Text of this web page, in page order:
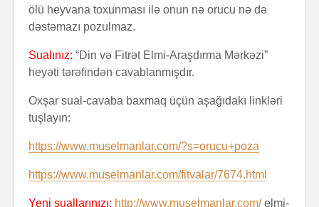
ölü heyvana toxunması ilə onun nə orucu nə də
dəstəmazı pozulmaz.
Sualınız: “Din və Fitrət Elmi-Araşdırma Mərkəzi”
heyəti tərəfindən cavablanmışdır.
Oxşar sual-cavaba baxmaq üçün aşağıdakı linkləri
tuşlayın:
https://www.muselmanlar.com/?s=orucu+poza
https://www.muselmanlar.com/fitvalar/7674.html
Yeni suallarınızı: http://www.muselmanlar.com/elmi-